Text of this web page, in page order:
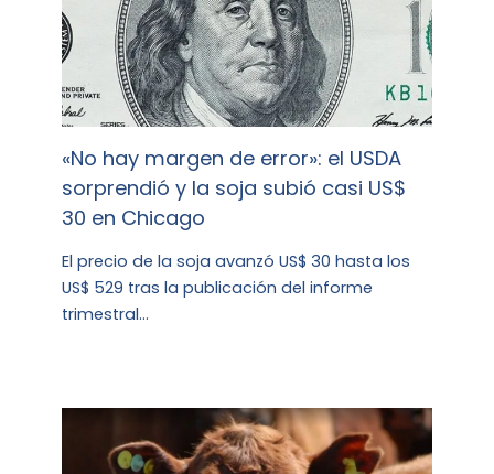
«No hay margen de error»: el USDA
sorprendió y la soja subió casi US$
30 en Chicago
El precio de la soja avanzó US$ 30 hasta los
US$ 529 tras la publicación del informe
trimestral…